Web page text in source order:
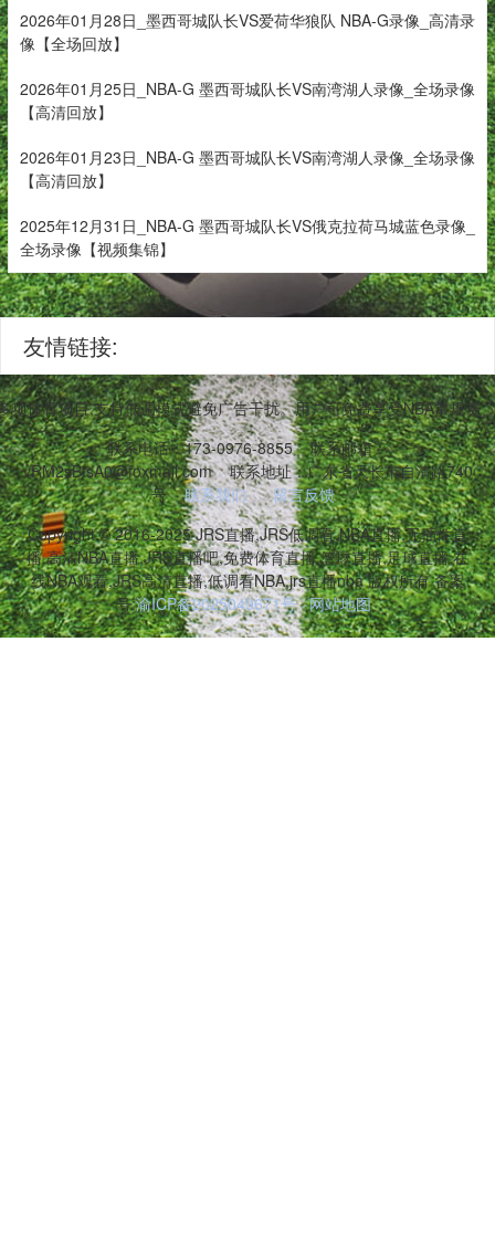
2026年01月28日_墨西哥城队长VS爱荷华狼队 NBA-G录像_高清录
像【全场回放】
2026年01月25日_NBA-G 墨西哥城队长VS南湾湖人录像_全场录像
【高清回放】
2026年01月23日_NBA-G 墨西哥城队长VS南湾湖人录像_全场录像
【高清回放】
2025年12月31日_NBA-G 墨西哥城队长VS俄克拉荷马城蓝色录像_
全场录像【视频集锦】
友情链接:
体育项目,支持低调模式避免广告干扰。用户可免费享受NBA常规
联系电话：173-0976-8855
联系邮箱：
vRM2sBtsA0@foxmail.com
联系地址：广东省天长市自清路740
号
联系我们
留言反馈
Copyright © 2016-2025 JRS直播,JRS低调看,NBA直播,无插件直
播,高清NBA直播,JRS直播吧,免费体育直播,篮球直播,足球直播,在
线NBA观看,JRS高清直播,低调看NBA,jrs直播nba 版权所有 备案
号:渝ICP备2025049671号 网站地图